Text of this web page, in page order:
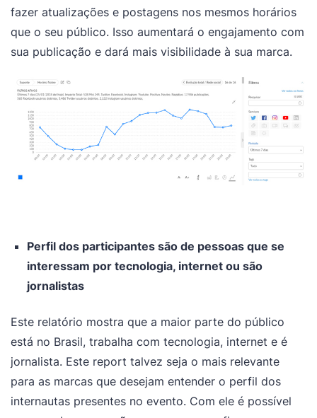
fazer atualizações e postagens nos mesmos horários
que o seu público. Isso aumentará o engajamento com
sua publicação e dará mais visibilidade à sua marca.
Perfil dos participantes são de pessoas que se
interessam por tecnologia, internet ou são
jornalistas
Este relatório mostra que a maior parte do público
está no Brasil, trabalha com tecnologia, internet e é
jornalista.​ Este report talvez seja o mais relevante
para as marcas que desejam entender o perfil dos
internautas presentes no evento. Com ele é possível